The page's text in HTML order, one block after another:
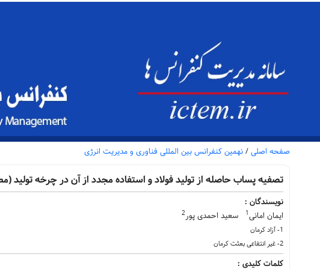
صفحه اصلی / نهمین کنفرانس بین المللی فناوری و مدیریت انرژی
تصفیه پساب حاصله از تولید فولاد و استفاده مجدد از آن در چرخه تولید
نویسندگان :
ایمان امانی1 سعید احمدی پور2
1- آزاد کرمان
2- غیر انتفاعی بعثت کرمان
کلمات کلیدی :